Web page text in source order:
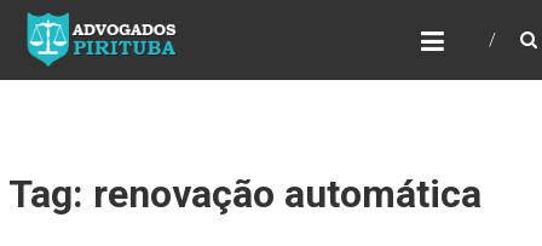
ADVOGADOS PIRITUBA
Precisando de advogado? Entre em contato!
Fazemos toda a assessoria que você
Tag: renovação automática